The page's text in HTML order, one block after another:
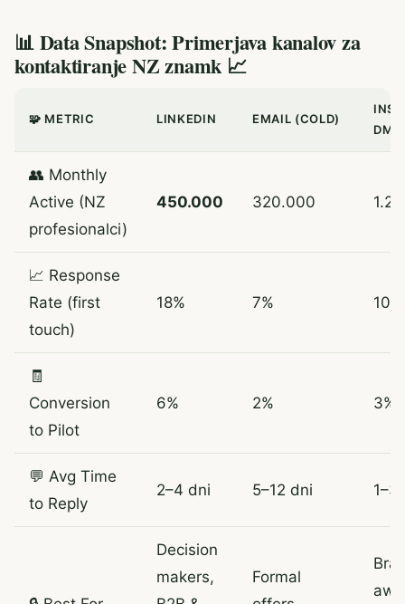
📊 Data Snapshot: Primerjava kanalov za
kontaktiranje NZ znamk 📈
🧩 METRIC LINKEDIN EMAIL (COLD)
DM
👥 Monthly
Active (NZ
profesionalci)
450.000 320.000
📈 Response
Rate (first
touch)
18% 7% 10%
🧾
Conversion
to Pilot
6% 2% 3%
💬 Avg Time
to Reply
2–4 dni 5–12 dni 1–3
Decision
makers,
Formal